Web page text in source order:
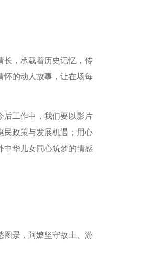
长，承载着历史记忆，传
怀的动人故事，让在场每
后工作中，我们要以影片
民政策与发展机遇；用心
中华儿女同心筑梦的情感
图景，阿嬷坚守故土、游